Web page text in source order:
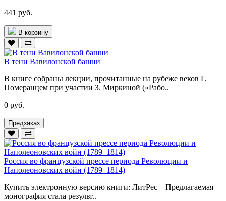
441 руб.
В корзину
В тени Вавилонской башни
В книге собраны лекции, прочитанные на рубеже веков Г.
Померанцем при участии З. Миркиной («Рабо..
0 руб.
Предзаказ
Россия во французской прессе периода Революции и
Наполеоновских войн (1789–1814)
Купить электронную версию книги: ЛитРес Предлагаемая
монография стала результ..